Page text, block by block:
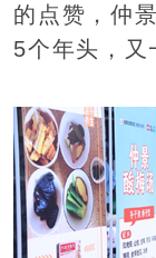
的点赞，仲
5个年头，又